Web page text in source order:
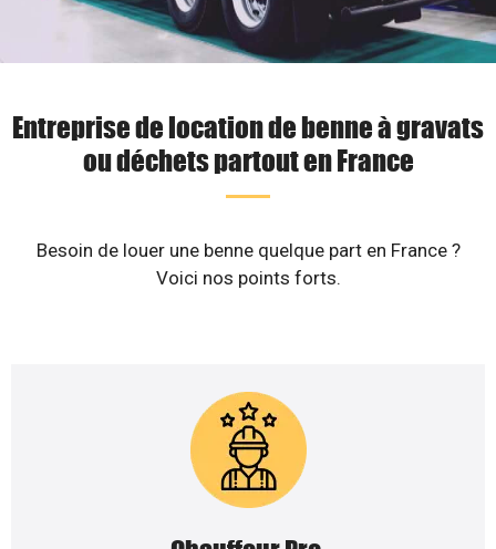
Entreprise de location de benne à gravats
ou déchets partout en France
Besoin de louer une benne quelque part en France ?
Voici nos points forts.